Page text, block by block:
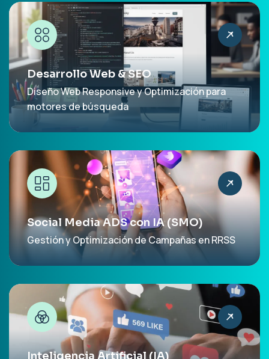
Desarrollo Web & SEO
Diseño Web Responsive y Optimización para
motores de búsqueda
Social Media ADS con IA (SMO)
Gestión y Optimización de Campañas en RRSS
Inteligencia Artificial (IA)